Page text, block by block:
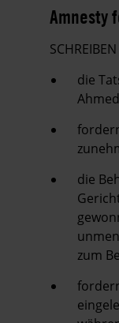
Amnesty
die
die
zum